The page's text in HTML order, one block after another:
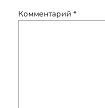
Комментарий *